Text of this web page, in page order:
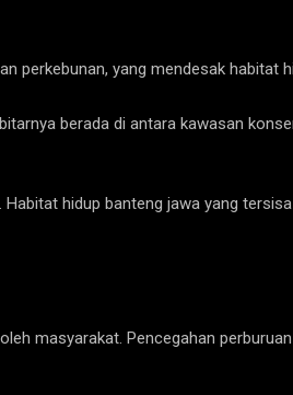
perkebunan, yang mendesak habitat
berada di antara kawasan
hidup banteng jawa yang
masyarakat. Pencegahan